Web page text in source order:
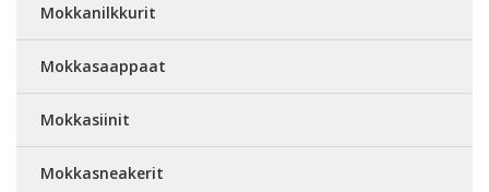
Mokkanilkkurit
Mokkasaappaat
Mokkasiinit
Mokkasneakerit